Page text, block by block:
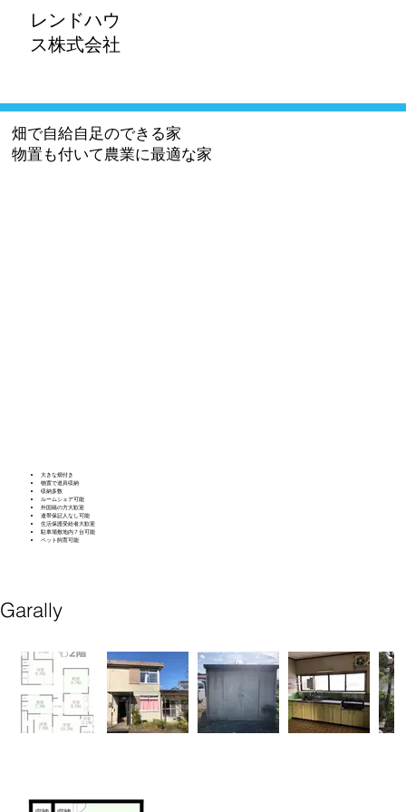
レンドハウ
ス株式会社​
畑で自給自足のできる家
物置も付いて農業に最適な家
大きな畑付き
​物置で道具収納
収納多数
ルームシェア可能
外国籍の方大歓迎
連帯保証人なし可能
生活保護受給者大歓迎
駐車場敷地内７台可能
​ペット飼育可能
Garally